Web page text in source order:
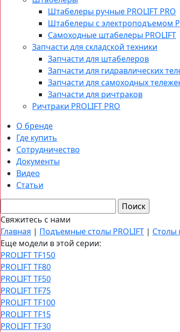
Штабелеры ручные PROLIFT PRO
Штабелеры с электроподъемом
Самоходные штабелеры PROLIFT
Запчасти для складской техники
Запчасти для штабелеров
Запчасти для гидравлических
Запчасти для самоходных
Запчасти для ричтраков
Ричтраки PROLIFT PRO
О бренде
Где купить
Сотрудничество
Документы
Видео
Статьи
Свяжитесь с нами
Главная | Подъемные столы PROLIFT | Столы
Еще модели в этой серии:
PROLIFT TF150
PROLIFT TF80
PROLIFT TF50
PROLIFT TF75
PROLIFT TF100
PROLIFT TF15
PROLIFT TF30